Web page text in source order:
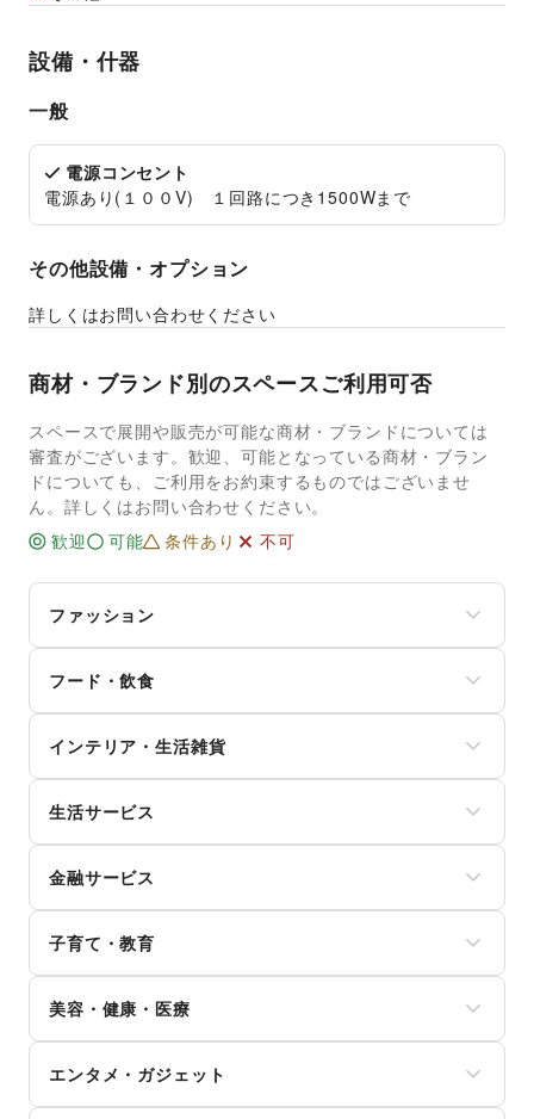
設備・什器
一般
電源コンセント
電源あり(１００V) １回路につき1500Wまで
その他設備・オプション
詳しくはお問い合わせください
商材・ブランド別のスペースご利用可否
スペースで展開や販売が可能な商材・ブランドについては
審査がございます。歓迎、可能となっている商材・ブラン
ドについても、ご利用をお約束するものではございませ
ん。詳しくはお問い合わせください。
歓迎
可能 条件あり 不可
ファッション
レディースファッション
ユニセックス
インナー・ルームウェア
キッズ・ベビー・マタニティ
スポーツ
シーズナルウェア
腕時計
靴
バッグ・革小物
ファッション雑貨
和服・着物
古着
その他ファッション
フード・飲食
和菓子
パン
お弁当・惣菜
軽食・ホットスナック
コーヒー・紅茶
その他飲料
食材・調味料
物産展・マルシェ
キッチンカー・移動販売
野菜・果物・生鮮食品
その他フード・飲食
インテリア・生活雑貨
寝具・ベッド
家具・家電
キッチン雑貨・調理器具
掃除用品・生活便利品
文房具
手芸・ハンドメイド
花・盆栽・ドライフラワー
犬・猫・ペット
日用雑貨
食器・陶磁器
生活サービス
インターネット・プロバイダ
電気・ガス
ウォーターサーバー
ハウスクリーニング・家事代行
定期宅配
リサイクル雑貨・古本
冠婚葬祭
資格・習い事
金融サービス
保険
銀行
住宅ローン
証券・FX
不動産投資
その他金融サービス
子育て・教育
ランドセル
学習教材・通信教育
子供向け教室・レッスン
塾・家庭教師
おもちゃ・絵本
美容・健康・医療
ダイエット・健康グッズ
美容・コスメ・香水
エンタメ・ガジェット